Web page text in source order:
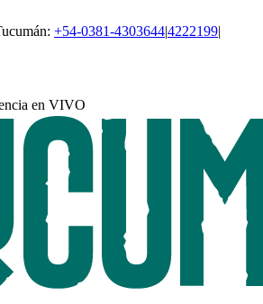
+54-0381-4303644|4222199|
en VIVO